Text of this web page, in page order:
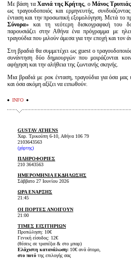
Με βάση τα Χανιά της Κρήτης, οΜάνος Τρυπιάς
ως τραγουδοποιός και ερμηνευτής,
ένταση και την προσωπική εξομολόγηση. Μετά το
Σύνορα» και τη νεότερη δισκογραφική του
παρουσιάζει στην Αθήνα ένα πρόγραμμα με
τραγούδια που μιλούν άμεσα για την εποχή και τον
Στη βραδιά θα συμμετέχει ως guest ο
συνάντηση δύο δημιουργών που μοιράζονται
αφήγηση και την αλήθεια της ζωντανής σκηνής.
Μια βραδιά με ροκ ένταση, τραγούδια για όσα μας
και όσα ακόμη αξίζει να ειπωθούν.
INFO
GUSTAV ATHENS
Χαρ. Τρικούπη 6-10, Αθήνα 106 79
2103643563
(χάρτης)
ΠΛΗΡΟΦΟΡΙΕΣ
210 3643563
ΗΜΕΡΟΜΗΝΙΑ ΕΚΔΗΛΩΣΗΣ
Σάββατο 27 Ιουνίου 2026
ΩΡΑ ΕΝΑΡΞΗΣ
21:45
ΟΙ ΠΟΡΤΕΣ ΑΝΟΙΓΟΥΝ
21:00
ΤΙΜΕΣ ΕΙΣΙΤΗΡΙΩΝ
Προπώληση: 10€
Γενική είσοδος: 12€
(θέσεις σε τραπέζια & στο μπαρ)
Ελάχιστη κατανάλωση:10€ ανά άτομο,
στο ποτότης επιλογής σας